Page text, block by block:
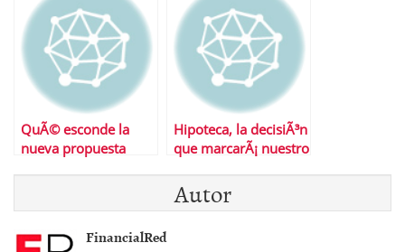
soluciones
QuÃ© esconde la
nueva propuesta
Hipoteca, la decisiÃ³n
que marcarÃ¡ nuestro
Autor
FinancialRed